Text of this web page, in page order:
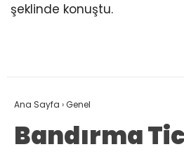
şeklinde konuştu.
Ana Sayfa ›Genel
Bandırma